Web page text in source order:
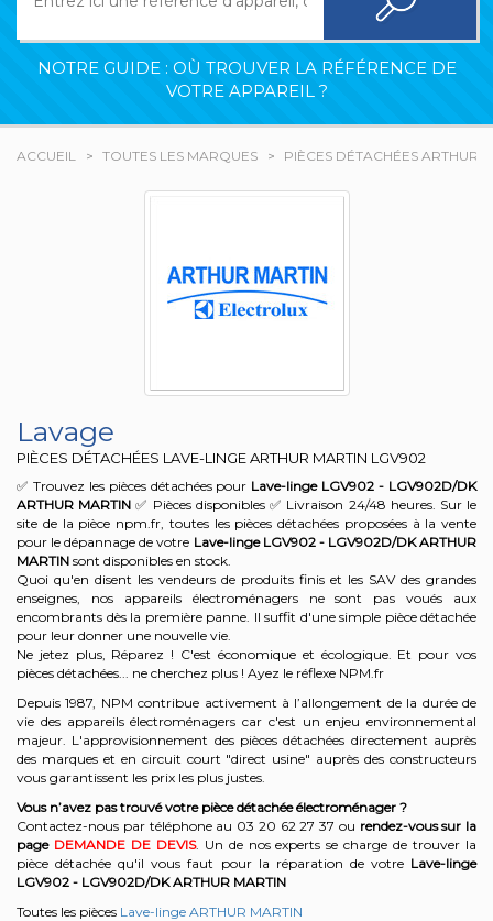
NOTRE GUIDE : OÙ TROUVER LA RÉFÉRENCE DE
VOTRE APPAREIL ?
ACCUEIL TOUTES LES MARQUES PIÈCES DÉTACHÉES ARTHUR
Lavage
PIÈCES DÉTACHÉES LAVE-LINGE ARTHUR MARTIN LGV902
✅ Trouvez les pièces détachées pour Lave-linge LGV902 - LGV902D/DK
ARTHUR MARTIN✅ Pièces disponibles ✅ Livraison 24/48 heures. Sur le
site de la pièce npm.fr, toutes les pièces détachées proposées à la vente
pour le dépannage de votre Lave-linge LGV902 - LGV902D/DK ARTHUR
MARTIN sont disponibles en stock.
Quoi qu'en disent les vendeurs de produits finis et les SAV des grandes
enseignes, nos appareils électroménagers ne sont pas voués aux
encombrants dès la première panne. Il suffit d'une simple pièce détachée
pour leur donner une nouvelle vie.
Ne jetez plus, Réparez ! C'est économique et écologique. Et pour vos
pièces détachées... ne cherchez plus ! Ayez le réflexe NPM.fr
Depuis 1987, NPM contribue activement à l’allongement de la durée de
vie des appareils électroménagers car c'est un enjeu environnemental
majeur. L'approvisionnement des pièces détachées directement auprès
des marques et en circuit court "direct usine" auprès des constructeurs
vous garantissent les prix les plus justes.
Vous n’avez pas trouvé votre pièce détachée électroménager ?
Contactez-nous par téléphone au 03 20 62 27 37 ou rendez-vous sur la
page DEMANDE DE DEVIS. Un de nos experts se charge de trouver la
pièce détachée qu'il vous faut pour la réparation de votre Lave-linge
LGV902 - LGV902D/DK ARTHUR MARTIN
Toutes les pièces Lave-linge ARTHUR MARTIN